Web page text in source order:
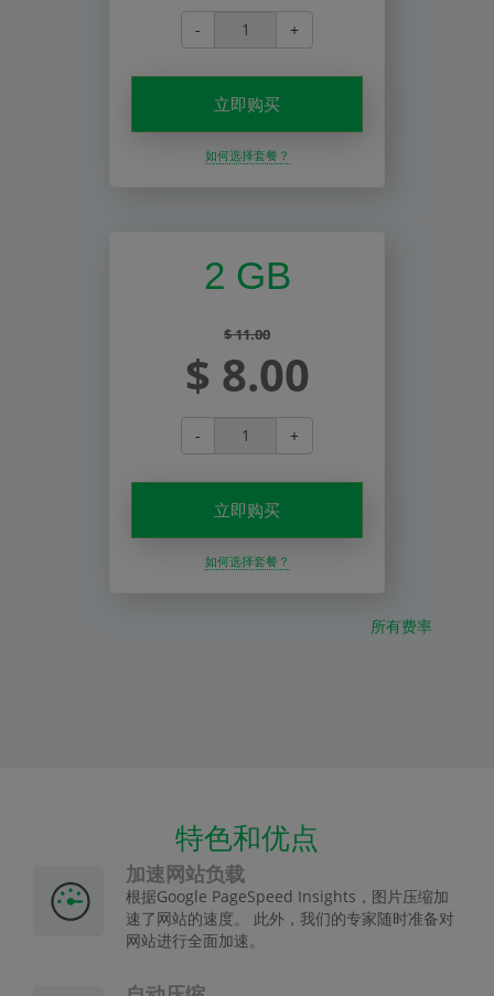
- +
立即购买
如何选择套餐？
2 GB
$ 11.00
$ 8.00
- +
立即购买
如何选择套餐？
所有费率
特色和优点
加速网站负载
根据Google PageSpeed Insights，图片压缩加
速了网站的速度。 此外，我们的专家随时准备对
网站进行全面加速。